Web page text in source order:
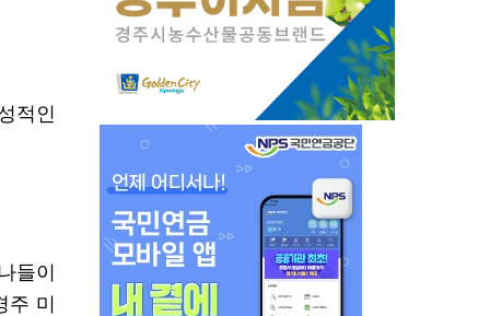
적인
들이
미